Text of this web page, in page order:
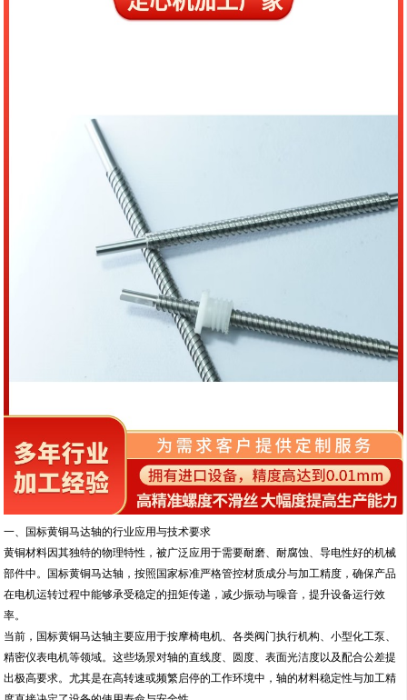
一、国标黄铜马达轴的行业应用与技术要求
黄铜材料因其独特的物理特性，被广泛应用于需要耐磨、耐腐蚀、导电性好的机械
部件中。国标黄铜马达轴，按照国家标准严格管控材质成分与加工精度，确保产品
在电机运转过程中能够承受稳定的扭矩传递，减少振动与噪音，提升设备运行效
率。
当前，国标黄铜马达轴主要应用于按摩椅电机、各类阀门执行机构、小型化工泵、
精密仪表电机等领域。这些场景对轴的直线度、圆度、表面光洁度以及配合公差提
出极高要求。尤其是在高转速或频繁启停的工作环境中，轴的材料稳定性与加工精